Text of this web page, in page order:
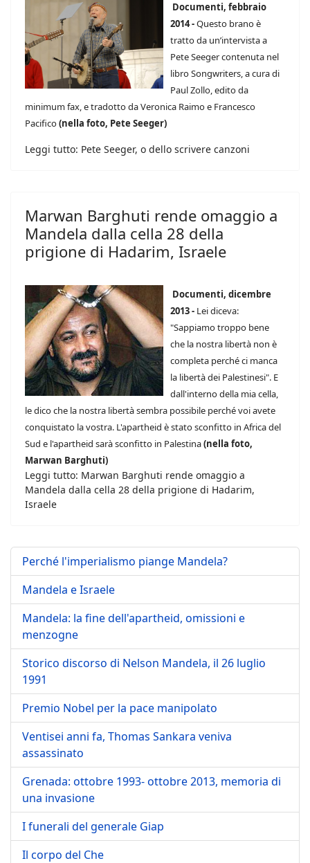
Documenti, febbraio
2014 -Questo brano è
tratto da un’intervista a
Pete Seeger contenuta nel
libro Songwriters, a cura di
Paul Zollo, edito da
minimum fax, e tradotto da Veronica Raimo e Francesco
Pacifico(nella foto, Pete Seeger)
Leggi tutto: Pete Seeger, o dello scrivere canzoni
Marwan Barghuti rende omaggio a
Mandela dalla cella 28 della
prigione di Hadarim, Israele
Documenti, dicembre
2013 - Lei diceva:
"Sappiamo troppo bene
che la nostra libertà non è
completa perché ci manca
la libertà dei Palestinesi". E
dall'interno della mia cella,
le dico che la nostra libertà sembra possibile perché voi avete
conquistato la vostra. L'apartheid è stato sconfitto in Africa del
Sud e l'apartheid sarà sconfitto in Palestina(nella foto,
Marwan Barghuti)
Leggi tutto: Marwan Barghuti rende omaggio a
Mandela dalla cella 28 della prigione di Hadarim,
Israele
Perché l'imperialismo piange Mandela?
Mandela e Israele
Mandela: la fine dell'apartheid, omissioni e
menzogne
Storico discorso di Nelson Mandela, il 26 luglio
1991
Premio Nobel per la pace manipolato
Ventisei anni fa, Thomas Sankara veniva
assassinato
Grenada: ottobre 1993- ottobre 2013, memoria di
una invasione
I funerali del generale Giap
Il corpo del Che